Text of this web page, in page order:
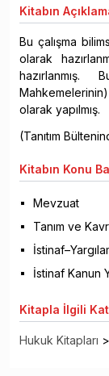
Kitabın
Bu çalışma
olarak
olarak yapılmış.
(Tanıtım
Kitabın Konu
Mevzuat
Tanım ve
İstinaf Kanun
Kitapla İlgili
Hukuk Kitapları >